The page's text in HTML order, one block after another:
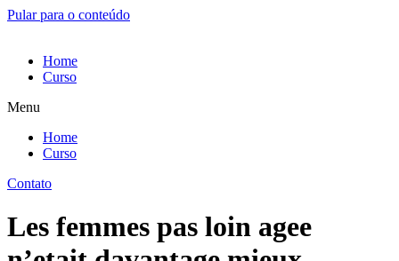
Pular para o conteúdo
Home
Curso
Menu
Home
Curso
Contato
Les femmes pas loin agee